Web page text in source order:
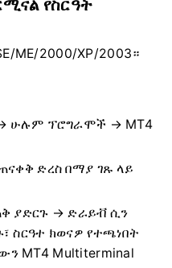
የስርዓት
ME/2000/XP/2003።
→ ሁሉም ፕሮግራሞች → MT4
ድረስ በማያ ገጹ ላይ
ያድርጉ → ድራይቭ ሲን
ስርዓተ ክወናዎ የተጫነበት
MT4 Multiterminal